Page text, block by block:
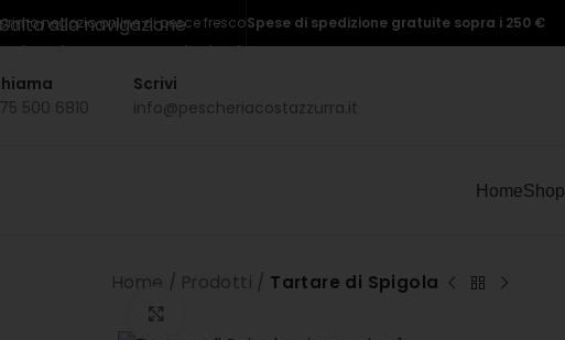
Salta alla navigazione
Salta al contenuto principale
negozio online di pesce frescoSpese di spedizione gratuite sopra i 250 €
500 6810
Scrivi
info@pescheriacostazzurra.it
HomeShop
Home / Prodotti / Tartare di Spigola